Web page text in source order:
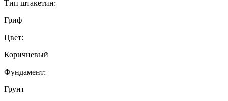
Тип штакетин:
Гриф
Цвет:
Коричневый
Фундамент:
Грунт